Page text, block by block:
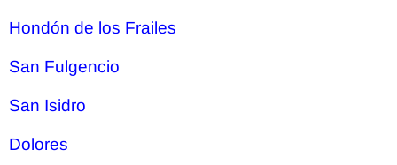
Hondón de los Frailes
San Fulgencio
San Isidro
Dolores